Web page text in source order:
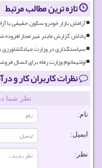
تازه ترین مطالب مرتبط
آرامش بازار خودرو سکون حقیقی یا
پاداش گزارش ماینر غیر مجاز
سیاستگذاری در وزارت
اولتیماتوم وزارت رفاه برای اتصال
نظرات کاربران کار و
نظر شما
نام:
ایمیل:
نظر: